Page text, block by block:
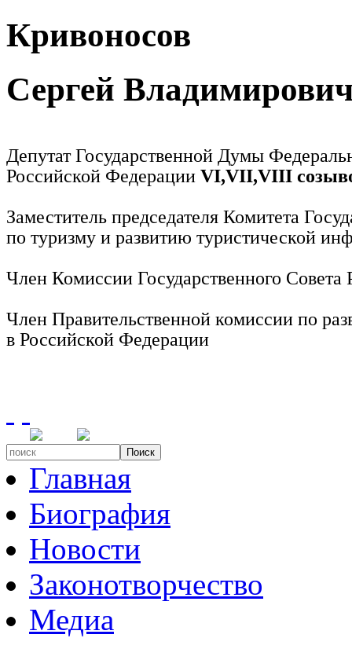
Кривоносов
Сергей
Депутат Государственной Думы
Российской Федерации VI,VII,VIII
Заместитель председателя Комитета
по туризму и развитию туристической
Член Комиссии Государственного
Член Правительственной комиссии по
в Российской Федерации
Поиск
Главная
Биография
Новости
Законотворчество
Медиа